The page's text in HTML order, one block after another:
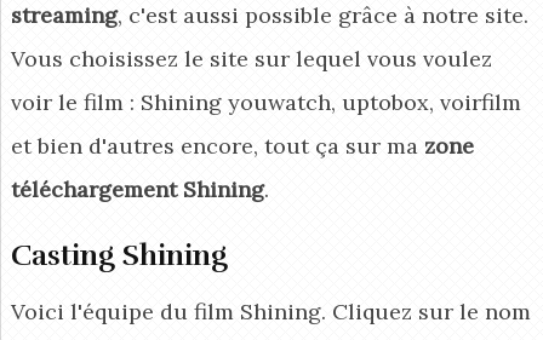
streaming, c'est aussi possible grâce à notre site.
Vous choisissez le site sur lequel vous voulez
voir le film : Shining youwatch, uptobox, voirfilm
et bien d'autres encore, tout ça sur ma zone
téléchargement Shining.
Casting Shining
Voici l'équipe du film Shining. Cliquez sur le nom